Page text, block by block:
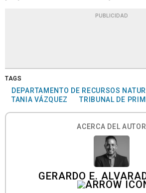
PUBLICIDAD
TAGS
DEPARTAMENTO DE RECURSOS
TANIA VÁZQUEZ
TRIBUNAL DE
ACERCA DEL AUTOR
GERARDO E.